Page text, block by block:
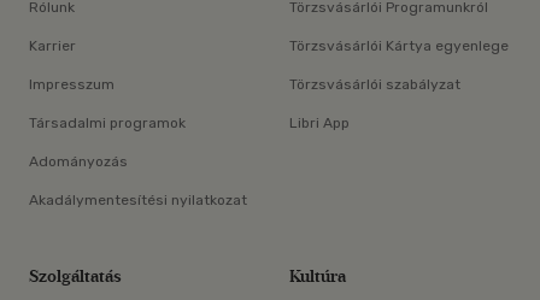
Rólunk
Karrier
Impresszum
Társadalmi programok
Adományozás
Akadálymentesítési nyilatkozat
Törzsvásárlói Programunkról
Törzsvásárlói Kártya egyenlege
Törzsvásárlói szabályzat
Libri App
Szolgáltatás Kultúra